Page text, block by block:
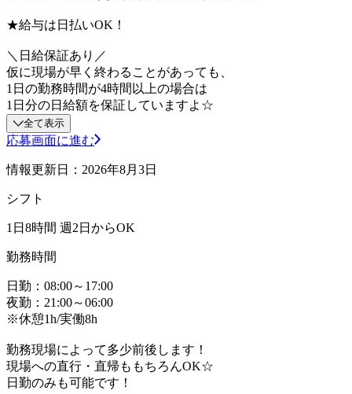
★給与は日払いOK！
＼日給保証あり／
仮に現場が早く終わることがあっても、
1日の勤務時間が4時間以上の場合は
1日分の日給額を保証していますよ☆
全て表示
応募画面に進む
情報更新日：2026年8月3日
シフト
1日8時間 週2日からOK
勤務時間
日勤：08:00～17:00
夜勤：21:00～06:00
※休憩1h/実働8h
勤務現場によって多少前後します！
現場への直行・直帰ももちろんOK☆
日勤のみも可能です！